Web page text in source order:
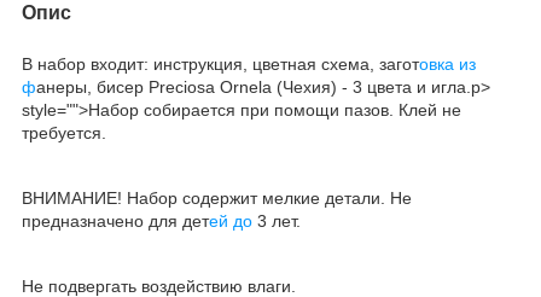
Опис
В набор входит: инструкция, цветная схема, заготовка из
фанеры, бисер Preciosa Ornela (Чехия) - 3 цвета и игла.p>
style="">Набор собирается при помощи пазов. Клей не
требуется.
ВНИМАНИЕ! Набор содержит мелкие детали. Не
предназначено для детей до 3 лет.
Не подвергать воздействию влаги.